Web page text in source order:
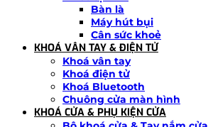
Bàn là
Máy hút bụi
Cân sức khoẻ
KHOÁ VÂN TAY & ĐIỆN TỬ
Khoá vân tay
Khoá điện tử
Khoá Bluetooth
Chuông cửa màn hình
KHOÁ CỬA & PHỤ KIỆN CỬA